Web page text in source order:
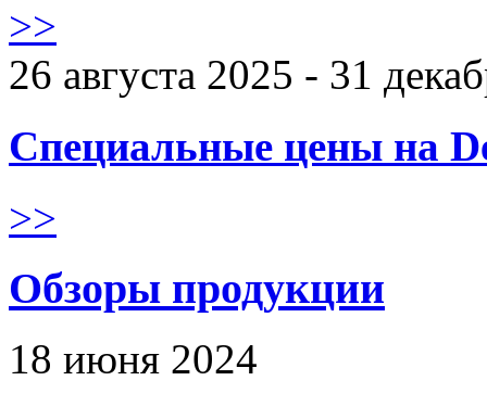
>>
26 августа 2025 - 31
Специальные цены на
>>
Обзоры продукции
18 июня 2024